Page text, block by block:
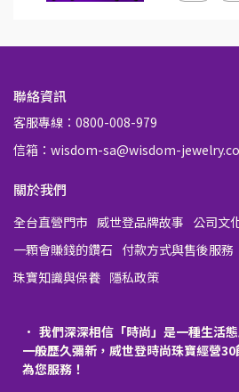
聯絡資訊
客服專線：0800-008-979
信箱：wisdom-sa@wisdom-
關於我們
全台直營門市 威世登品牌故事 公司文
一顆會賺錢的鑽石 付款方式與售後服務
珠寶知識與保養 隱私政策
我們深深相信「時尚」是一種生活
一般歷久彌新，威世登時尚珠寶經營
為您服務！